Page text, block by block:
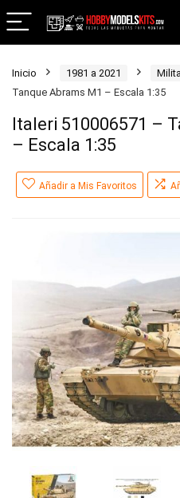
Inicio 1981 a 2021
Tanque Abrams M1 – Escala 1:35
Italeri 510006571 –
– Escala 1:35
Añadir a Mis Favoritos